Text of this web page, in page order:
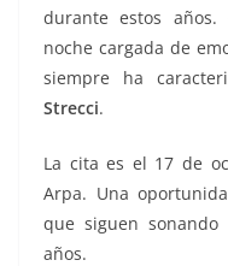
durante estos
noche cargada de
siempre ha
Strecci.
La cita es el 17 de
Arpa. Una
que siguen
años.